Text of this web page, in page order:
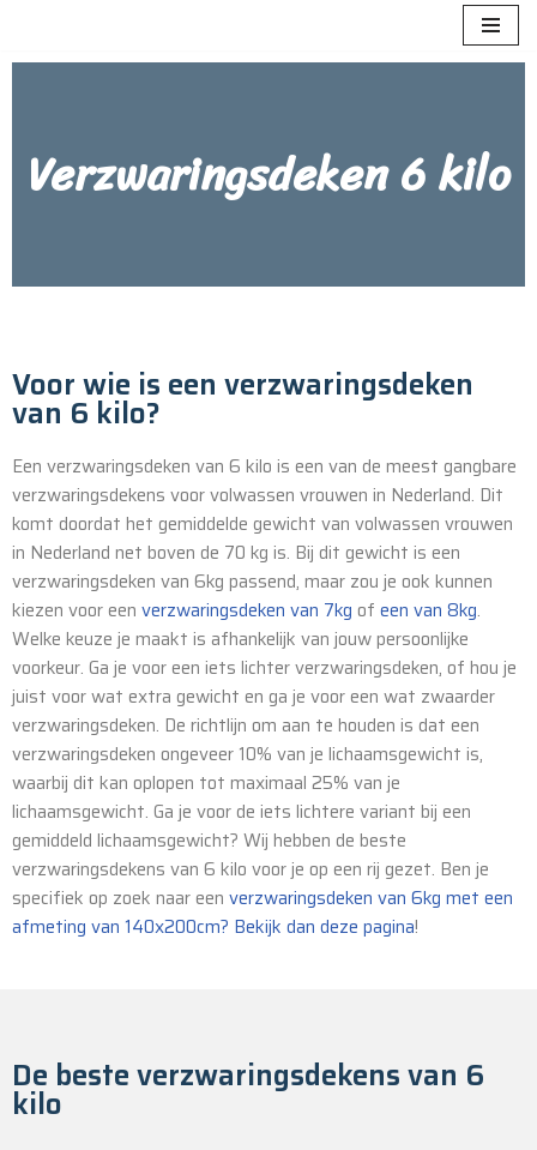
Meteen
Verzwaringsdeken 6 kilo
Voor wie is een verzwaringsdeken
van 6 kilo?
Een verzwaringsdeken van 6 kilo is een van de meest gangbare
verzwaringsdekens voor volwassen vrouwen in Nederland. Dit
komt doordat het gemiddelde gewicht van volwassen vrouwen
in Nederland net boven de 70 kg is. Bij dit gewicht is een
verzwaringsdeken van 6kg passend, maar zou je ook kunnen
kiezen voor een verzwaringsdeken van 7kg of een van 8kg.
Welke keuze je maakt is afhankelijk van jouw persoonlijke
voorkeur. Ga je voor een iets lichter verzwaringsdeken, of hou je
juist voor wat extra gewicht en ga je voor een wat zwaarder
verzwaringsdeken. De richtlijn om aan te houden is dat een
verzwaringsdeken ongeveer 10% van je lichaamsgewicht is,
waarbij dit kan oplopen tot maximaal 25% van je
lichaamsgewicht. Ga je voor de iets lichtere variant bij een
gemiddeld lichaamsgewicht? Wij hebben de beste
verzwaringsdekens van 6 kilo voor je op een rij gezet. Ben je
specifiek op zoek naar een verzwaringsdeken van 6kg met een
afmeting van 140x200cm? Bekijk dan deze pagina!
De beste verzwaringsdekens van 6
kilo